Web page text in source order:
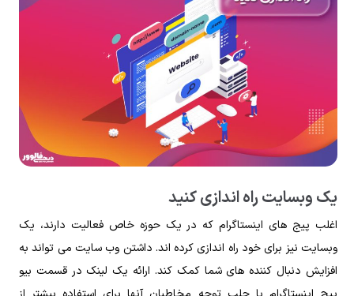
یک وبسایت راه اندازی کنید
اغلب پیج های اینستاگرام که در یک حوزه خاص فعالیت دارند، یک
وبسایت نیز برای خود راه اندازی کرده اند. داشتن وب سایت می تواند به
افزایش دنبال کننده های شما کمک کند. ارائه یک لینک در قسمت بیو